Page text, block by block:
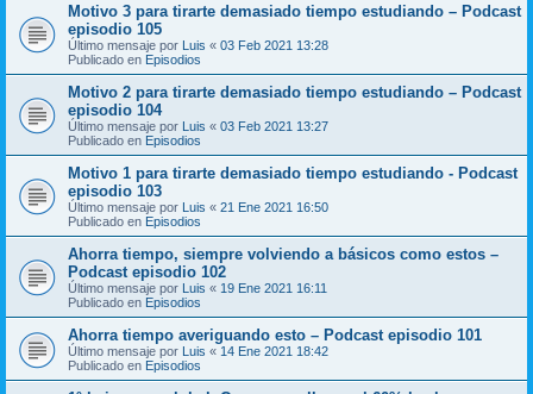
Motivo 3 para tirarte demasiado tiempo estudiando – Podcast
episodio 105
Último mensaje por Luis « 03 Feb 2021 13:28
Publicado en Episodios
Motivo 2 para tirarte demasiado tiempo estudiando – Podcast
episodio 104
Último mensaje por Luis « 03 Feb 2021 13:27
Publicado en Episodios
Motivo 1 para tirarte demasiado tiempo estudiando - Podcast
episodio 103
Último mensaje por Luis « 21 Ene 2021 16:50
Publicado en Episodios
Ahorra tiempo, siempre volviendo a básicos como estos –
Podcast episodio 102
Último mensaje por Luis « 19 Ene 2021 16:11
Publicado en Episodios
Ahorra tiempo averiguando esto – Podcast episodio 101
Último mensaje por Luis « 14 Ene 2021 18:42
Publicado en Episodios